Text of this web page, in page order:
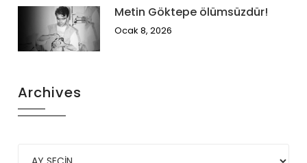
Metin Göktepe ölümsüzdür!
Ocak 8, 2026
Archives